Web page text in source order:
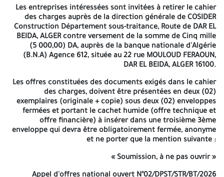
BEIDA, ALGER contre versement de la somme de Cinq mille (5
000,00) DA, auprès de la banque nationale d'Algérie (B.N.A)
Agence 612, située au 22 rue MOULOUD FERAOUN, DAR EL BEIDA,
ALGER 16100.
Les offres constituées des documents exigés dans le cahier des
charges, doivent être présentées en deux (02) exemplaires
(originale + copie) sous deux (02) enveloppes fermées et portant
le cachet humide (offre technique et offre financière) à insérer
dans une troisième 3ème enveloppe qui devra être
obligatoirement fermée, anonyme et ne porter que la mention
suivante :
Appel d'offres national ouvert N°02/DPST/STR/BT/2026
Travaux de CES (maçonneries revêtement sol et parois peinture -
vitrerie menuiserie bois, menuiserie pvc, menuiserie métallique,
Les entreprises intéressées sont invitées à retirer le cahier
des charges auprès de la direction générale de COSIDER
Construction Département sous-traitance, Route de DAR EL
BEIDA, ALGER contre versement de la somme de Cinq mille
(5 000,00) DA, auprès de la banque nationale d'Algérie
(B.N.A) Agence 612, située au 22 rue MOULOUD FERAOUN,
DAR EL BEIDA, ALGER 16100.
Les offres constituées des documents exigés dans le cahier
des charges, doivent être présentées en deux (02)
exemplaires (originale + copie) sous deux (02) enveloppes
fermées et portant le cachet humide (offre technique et
offre financière) à insérer dans une troisième 3ème
enveloppe qui devra être obligatoirement fermée, anonyme
et ne porter que la mention suivante :
« Soumission, à ne pas ouvrir »